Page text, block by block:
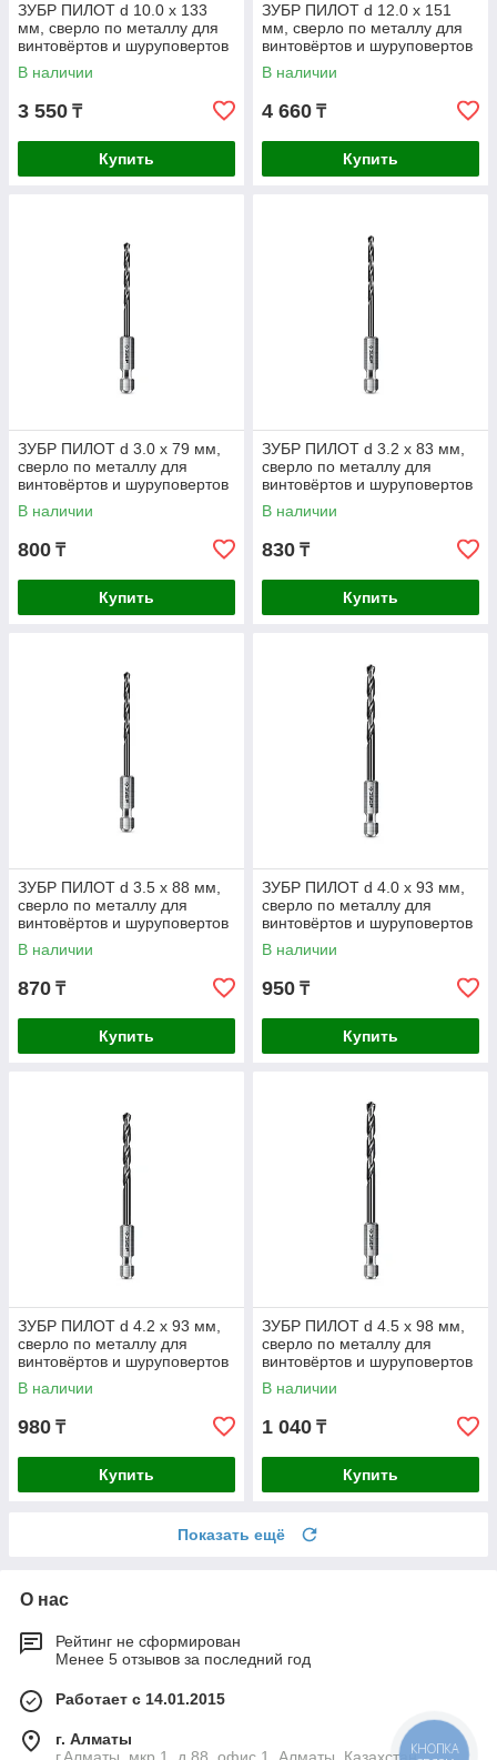
ЗУБР ПИЛОТ d 10.0 х 133
мм, сверло по металлу для
винтовёртов и шуруповертов
IMPACT READY
Профессионал
В наличии
3 550 ₸
Купить
ЗУБР ПИЛОТ d 12.0 х 151
мм, сверло по металлу для
винтовёртов и шуруповертов
IMPACT READY
Профессионал
В наличии
4 660 ₸
Купить
ЗУБР ПИЛОТ d 3.0 х 79 мм,
сверло по металлу для
винтовёртов и шуруповертов
IMPACT READY
Профессионал (29629-3
В наличии
800 ₸
Купить
ЗУБР ПИЛОТ d 3.2 х 83 мм,
сверло по металлу для
винтовёртов и шуруповертов
IMPACT READY
Профессионал
В наличии
830 ₸
Купить
ЗУБР ПИЛОТ d 3.5 х 88 мм,
сверло по металлу для
винтовёртов и шуруповертов
IMPACT READY
Профессионал
В наличии
870 ₸
Купить
ЗУБР ПИЛОТ d 4.0 х 93 мм,
сверло по металлу для
винтовёртов и шуруповертов
IMPACT READY
Профессионал (29629-4
В наличии
950 ₸
Купить
ЗУБР ПИЛОТ d 4.2 х 93 мм,
сверло по металлу для
винтовёртов и шуруповертов
IMPACT READY
Профессионал
В наличии
980 ₸
Купить
ЗУБР ПИЛОТ d 4.5 х 98 мм,
сверло по металлу для
винтовёртов и шуруповертов
IMPACT READY
Профессионал
В наличии
1 040 ₸
Купить
Показать ещё
О нас
Рейтинг не сформирован
Менее 5 отзывов за последний год
Работает с 14.01.2015
г. Алматы
КНОПКА